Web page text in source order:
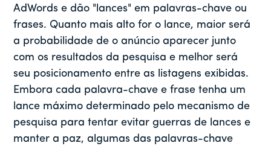
AdWords e dão "lances" em palavras-chave ou
frases. Quanto mais alto for o lance, maior será
a probabilidade de o anúncio aparecer junto
com os resultados da pesquisa e melhor será
seu posicionamento entre as listagens exibidas.
Embora cada palavra-chave e frase tenha um
lance máximo determinado pelo mecanismo de
pesquisa para tentar evitar guerras de lances e
manter a paz, algumas das palavras-chave